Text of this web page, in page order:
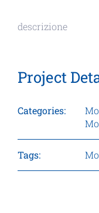
descrizione
Project
Categories:
Tags: